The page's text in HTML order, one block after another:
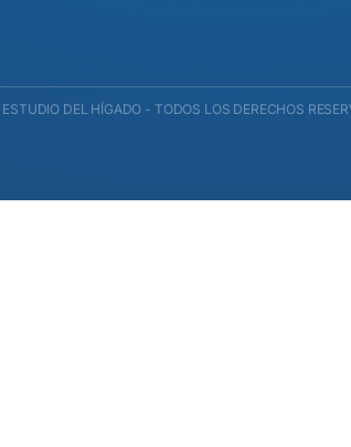
DEL HÍGADO - TODOS LOS DERECHOS